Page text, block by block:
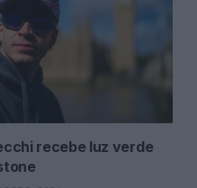
recebe luz verde